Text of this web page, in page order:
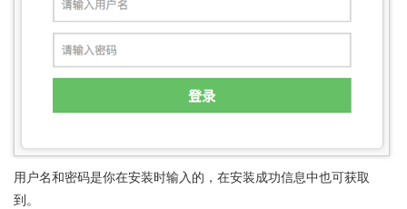
用户名和密码是你在安装时输入的，在安装成功信息中也可获取
到。